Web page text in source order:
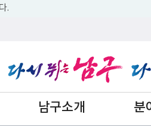
.
남구소개 분